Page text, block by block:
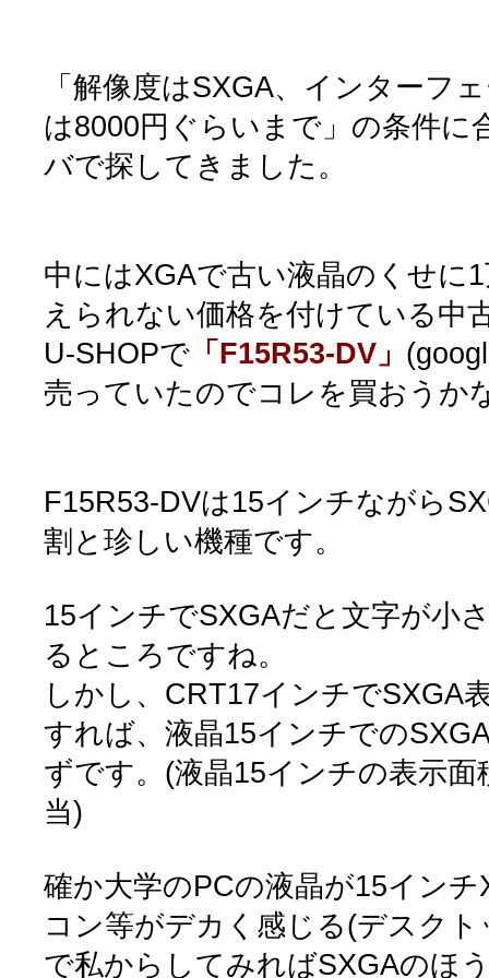
「解像度はSXGA、インターフ
は8000円ぐらいまで」の条件に
バで探してきました。
中にはXGAで古い液晶のくせに
えられない価格を付けている中
U-SHOPで 「F15R53-DV」
売っていたのでコレを買おうか
F15R53-DVは15インチながら
割と珍しい機種です。
15インチでSXGAだと文字が小
るところですね。
しかし、CRT17インチでSXGA
すれば、液晶15インチでの
ずです。(液晶15インチの表示
当)
確か大学のPCの液晶が15イン
コン等がデカく感じる(デスク
で私からしてみればSXGAのほ